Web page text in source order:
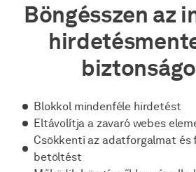
Böngésszen az
Blokkol mindenféle hirdetést
Eltávolítja a zavaró webes
Csökkenti az adatforgalmat és
betöltést